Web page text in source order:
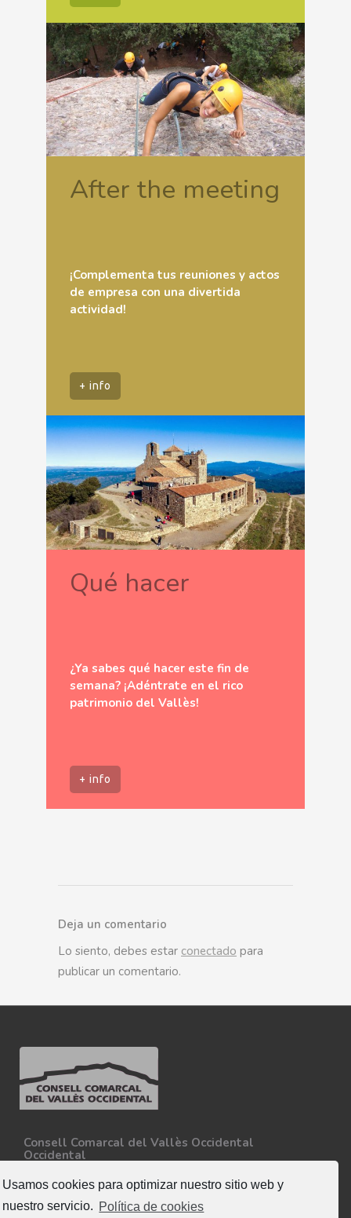
Usamos cookies para optimizar nuestro sitio web y
nuestro servicio. Política de cookies
After the meeting
¡Complementa tus reuniones y actos
de empresa con una divertida
actividad!
+ info
Qué hacer
¿Ya sabes qué hacer este fin de
semana? ¡Adéntrate en el rico
patrimonio del Vallès!
+ info
Deja un comentario
Lo siento, debes estar conectado para
publicar un comentario.
Consell Comarcal del Vallès Occidental
Occidental
08227 - Terrassa
Tel. 93 727 35 34